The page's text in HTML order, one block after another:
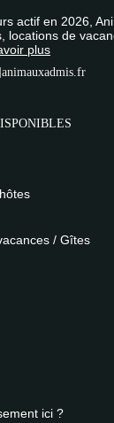
actif en 2026,
locations de
plus
/ Gîtes
ici ?